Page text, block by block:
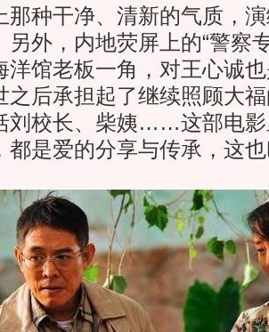
那种干净、清新的气质，
另外，内地荧屏上的“警察
洋馆老板一角，对王心诚
之后承担起了继续照顾大
刘校长、柴姨……这部电影
都是爱的分享与传承，这